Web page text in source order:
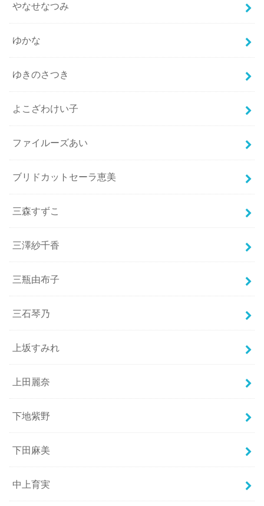
やなせなつみ
ゆかな
ゆきのさつき
よこざわけい子
ファイルーズあい
ブリドカットセーラ恵美
三森すずこ
三澤紗千香
三瓶由布子
三石琴乃
上坂すみれ
上田麗奈
下地紫野
下田麻美
中上育実